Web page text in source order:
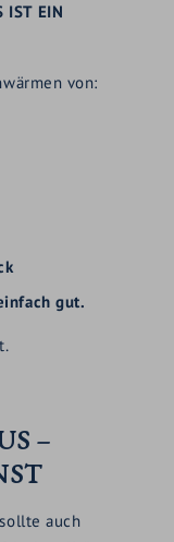
IST EIN
von:
gut.
–
auch